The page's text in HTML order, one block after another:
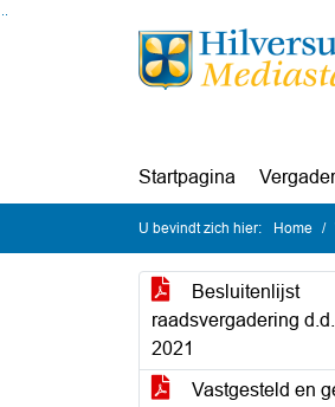
Ga naar de inhoud van deze pagina
Ga naar het zoeken
Ga naar het menu
Startpagina
U bevindt zich hier: Home
Besluitenlijst
raadsvergadering
2021
Vastgesteld en